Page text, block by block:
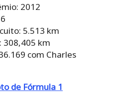
2012
5.513 km
308,405 km
com Charles
de Fórmula 1